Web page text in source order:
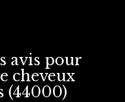
avis pour
cheveux
(44000)